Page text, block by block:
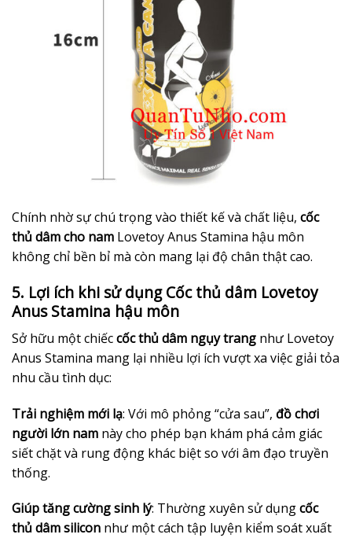
Chính nhờ sự chú trọng vào thiết kế và chất liệu, cốc
thủ dâm cho nam Lovetoy Anus Stamina hậu môn
không chỉ bền bỉ mà còn mang lại độ chân thật cao.
5. Lợi ích khi sử dụng Cốc thủ dâm Lovetoy
Anus Stamina hậu môn
Sở hữu một chiếccốc thủ dâm ngụy trang như Lovetoy
Anus Stamina mang lại nhiều lợi ích vượt xa việc giải tỏa
nhu cầu tình dục:
Trải nghiệm mới lạ: Với mô phỏng “cửa sau”, đồ chơi
người lớn nam này cho phép bạn khám phá cảm giác
siết chặt và rung động khác biệt so với âm đạo truyền
thống.
Giúp tăng cường sinh lý: Thường xuyên sử dụngcốc
thủ dâm silicon như một cách tập luyện kiểm soát xuất